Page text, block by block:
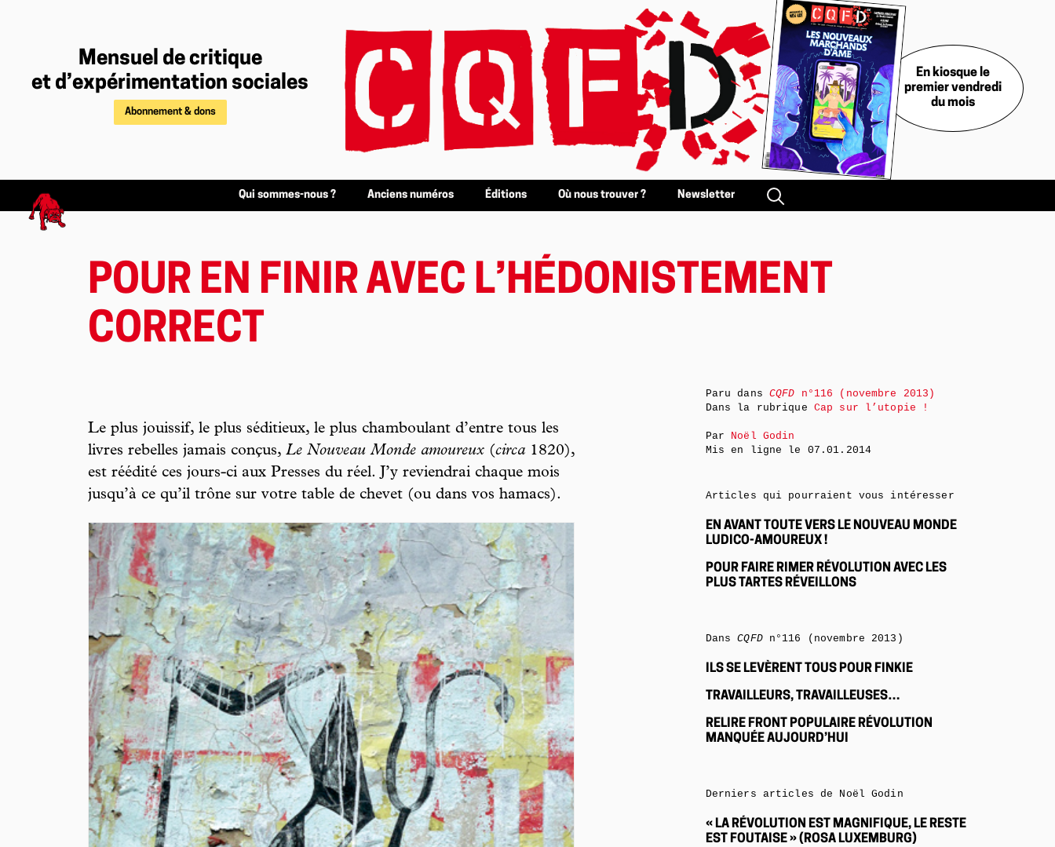
Mensuel de critique
et d’expérimentation sociales
Abonnement & dons
En kiosque le
premier vendredi
du mois
Qui sommes-nous ? Anciens numéros Éditions Où nous trouver ? Newsletter
POUR EN FINIR AVEC L’HÉDONISTEMENT
CORRECT
Le plus jouissif, le plus séditieux, le plus chamboulant d’entre tous les
livres rebelles jamais conçus, Le Nouveau Monde amoureux (circa 1820),
est réédité ces jours-ci aux Presses du réel. J’y reviendrai chaque mois
jusqu’à ce qu’il trône sur votre table de chevet (ou dans vos hamacs).
Paru dans CQFD n°116 (novembre 2013)
Dans la rubrique Cap sur l’utopie !
Par Noël Godin
Mis en ligne le 07.01.2014
Articles qui pourraient vous intéresser
EN AVANT TOUTE VERS LE NOUVEAU MONDE
LUDICO-AMOUREUX !
POUR FAIRE RIMER RÉVOLUTION AVEC LES
PLUS TARTES RÉVEILLONS
DansCQFDn°116 (novembre 2013)
ILS SE LEVÈRENT TOUS POUR FINKIE
TRAVAILLEURS, TRAVAILLEUSES…
RELIRE FRONT POPULAIRE RÉVOLUTION
MANQUÉE AUJOURD’HUI
Derniers articles de Noël Godin
« LA RÉVOLUTION EST MAGNIFIQUE, LE RESTE
EST FOUTAISE » (ROSA LUXEMBURG)